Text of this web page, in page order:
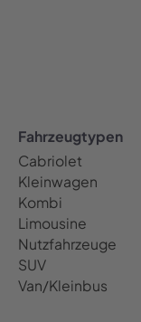
Fahrzeugtypen
Cabriolet
Kleinwagen
Kombi
Limousine
Nutzfahrzeuge
SUV
Van/Kleinbus